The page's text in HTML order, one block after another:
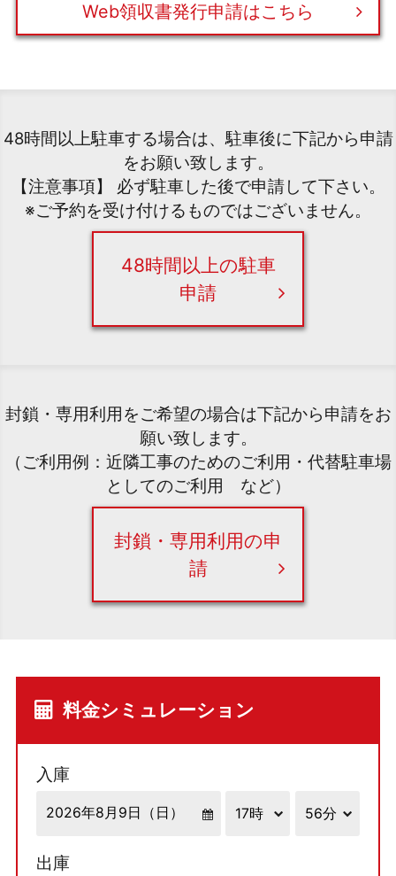
Web領収書発行申請はこちら
48時間以上駐車する場合は、駐車後に下記から申請
をお願い致します。
【注意事項】 必ず駐車した後で申請して下さい。
※ご予約を受け付けるものではございません。
48時間以上の駐車
申請
封鎖・専用利用をご希望の場合は下記から申請をお
願い致します。
（ご利用例：近隣工事のためのご利用・代替駐車場
としてのご利用 など）
封鎖・専用利用の申
請
料金シミュレーション
入庫
出庫